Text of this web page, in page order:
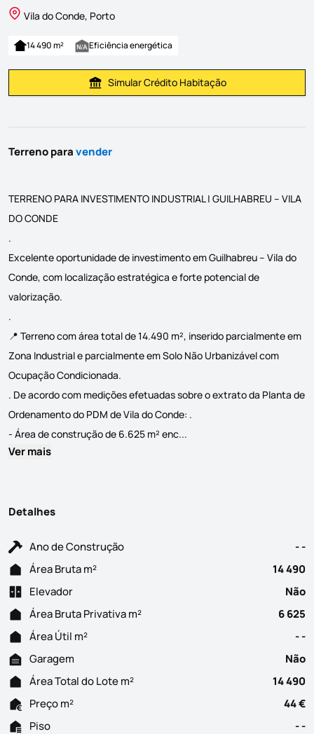
Vila do Conde, Porto
14 490 m² Eficiência energética
Simular Prestação
Simular Crédito Habitação
Terreno paravender
TERRENO PARA INVESTIMENTO INDUSTRIAL | GUILHABREU – VILA
DO CONDE
.
Excelente oportunidade de investimento em Guilhabreu – Vila do
Conde, com localização estratégica e forte potencial de
valorização.
.
📍 Terreno com área total de 14.490 m², inserido parcialmente em
Zona Industrial e parcialmente em Solo Não Urbanizável com
Ocupação Condicionada.
. De acordo com medições efetuadas sobre o extrato da Planta de
Ordenamento do PDM de Vila do Conde: .
- Área de construção de 6.625 m² enc...
Ver mais
Detalhes
Ano de Construção
- -
Área Bruta m²
14 490
Elevador
Não
Área Bruta Privativa m²
6 625
Área Útil m²
- -
Garagem
Não
Área Total do Lote m²
14 490
Preço m²
44 €
Piso
- -